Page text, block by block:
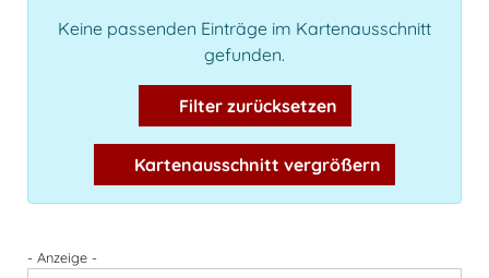
Keine passenden Einträge im Kartenausschnitt
gefunden.
Filter zurücksetzen
Kartenausschnitt vergrößern
- Anzeige -